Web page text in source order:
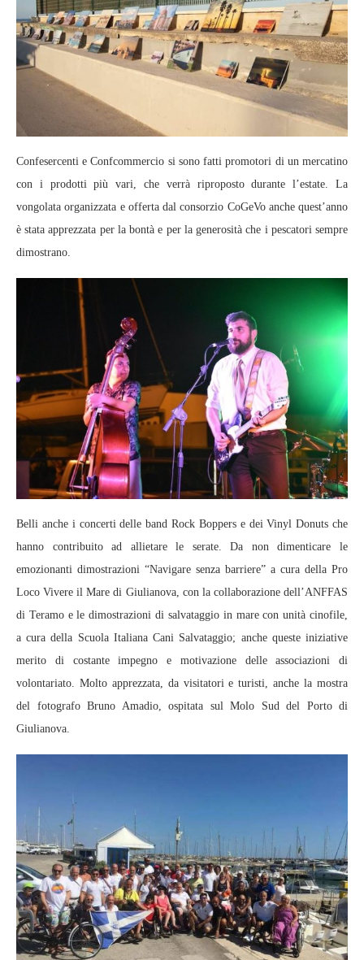
Confesercenti e Confcommercio si sono fatti promotori di un mercatino
con i prodotti più vari, che verrà riproposto durante l’estate. La
vongolata organizzata e offerta dal consorzio CoGeVo anche quest’anno
è stata apprezzata per la bontà e per la generosità che i pescatori sempre
dimostrano.
Belli anche i concerti delle band Rock Boppers e dei Vinyl Donuts che
hanno contribuito ad allietare le serate. Da non dimenticare le
emozionanti dimostrazioni “Navigare senza barriere” a cura della Pro
Loco Vivere il Mare di Giulianova, con la collaborazione dell’ANFFAS
di Teramo e le dimostrazioni di salvataggio in mare con unità cinofile,
a cura della Scuola Italiana Cani Salvataggio; anche queste iniziative
merito di costante impegno e motivazione delle associazioni di
volontariato. Molto apprezzata, da visitatori e turisti, anche la mostra
del fotografo Bruno Amadio, ospitata sul Molo Sud del Porto di
Giulianova.